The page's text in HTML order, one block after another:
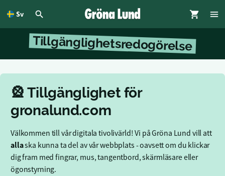
Sv
Tillgänglighetsredogörelse
🎡 Tillgänglighet för
gronalund.com
Välkommen till vår digitala tivolivärld! Vi på Gröna Lund vill att
allaska kunna ta del av vår webbplats - oavsett om du klickar
dig fram med fingrar, mus, tangentbord, skärmläsare eller
ögonstyrning.